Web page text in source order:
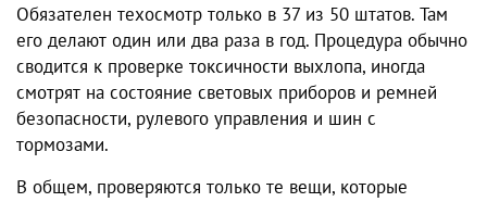
Обязателен техосмотр только в 37 из 50 штатов. Там
его делают один или два раза в год. Процедура обычно
сводится к проверке токсичности выхлопа, иногда
смотрят на состояние световых приборов и ремней
безопасности, рулевого управления и шин с
тормозами.
В общем, проверяются только те вещи, которые